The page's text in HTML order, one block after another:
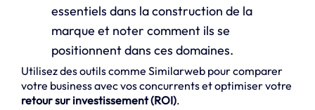
essentiels dans la construction de la
marque et noter comment ils se
positionnent dans ces domaines.
Utilisez des outils comme Similarweb pour comparer
votre business avec vos concurrents et optimiser votre
retour sur investissement (ROI).